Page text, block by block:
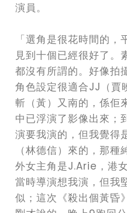
演員。
「選角是很花時間的
見到十個已經很好了。
都沒有所謂的。好像拍
角色設定很適合JJ（賈
斬（黃）又南的，係佢
中已浮演了影像出來；
演要我演的，但我覺得
（林德信）來的，那
外女主角是J.Arie，港
當時導演想我演，但我
似；這次《殺出個黃昏